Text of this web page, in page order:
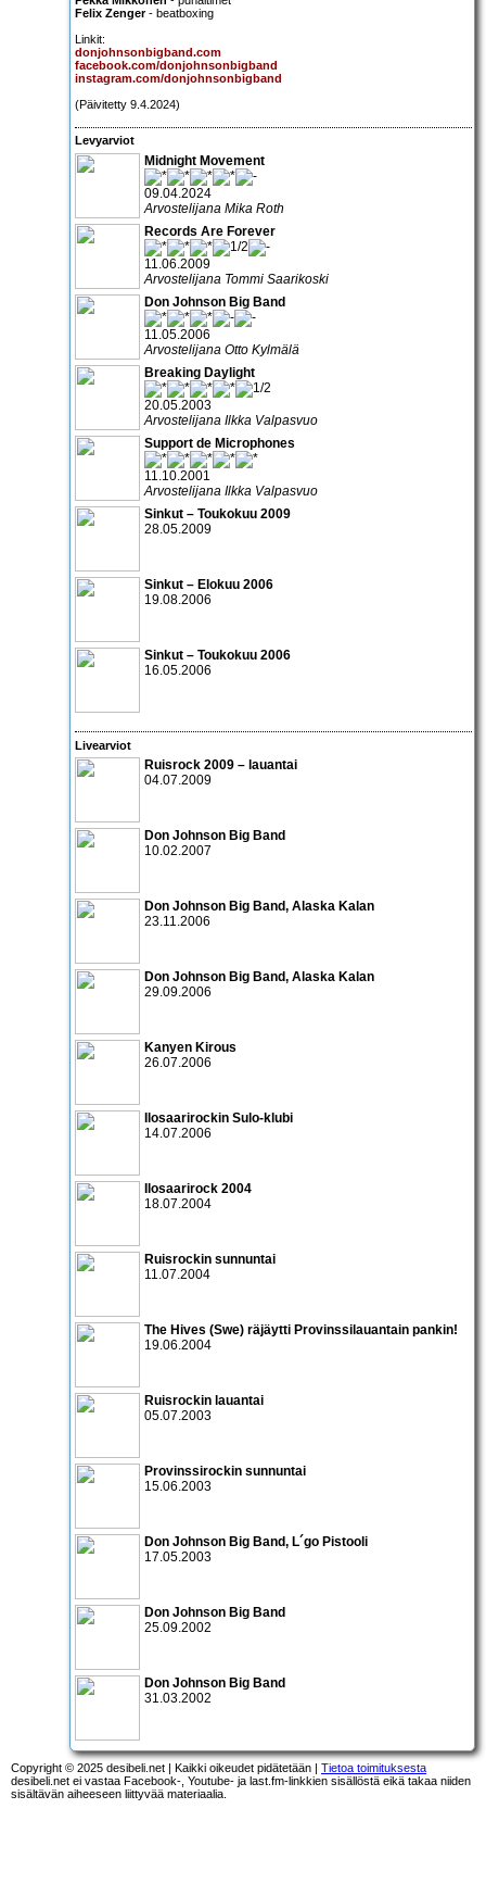
Felix Zenger- beatboxing
Linkit:
donjohnsonbigband.com
facebook.com/donjohnsonbigband
instagram.com/donjohnsonbigband
(Päivitetty 9.4.2024)
Levyarviot
Midnight Movement
09.04.2024
Arvostelijana Mika Roth
Records Are Forever
11.06.2009
Arvostelijana Tommi Saarikoski
Don Johnson Big Band
11.05.2006
Arvostelijana Otto Kylmälä
Breaking Daylight
20.05.2003
Arvostelijana Ilkka Valpasvuo
Support de Microphones
11.10.2001
Arvostelijana Ilkka Valpasvuo
Sinkut – Toukokuu 2009
28.05.2009
Sinkut – Elokuu 2006
19.08.2006
Sinkut – Toukokuu 2006
16.05.2006
Livearviot
Ruisrock 2009 – lauantai
04.07.2009
Don Johnson Big Band
10.02.2007
Don Johnson Big Band, Alaska Kalan
23.11.2006
Don Johnson Big Band, Alaska Kalan
29.09.2006
Kanyen Kirous
26.07.2006
Ilosaarirockin Sulo-klubi
14.07.2006
Ilosaarirock 2004
18.07.2004
Ruisrockin sunnuntai
11.07.2004
The Hives (Swe) räjäytti Provinssilauantain pankin!
19.06.2004
Ruisrockin lauantai
05.07.2003
Provinssirockin sunnuntai
15.06.2003
Don Johnson Big Band, L´go Pistooli
17.05.2003
Don Johnson Big Band
25.09.2002
Don Johnson Big Band
31.03.2002
Copyright © 2025 desibeli.net | Kaikki oikeudet pidätetään | Tietoa toimituksesta
desibeli.net ei vastaa Facebook-, Youtube- ja last.fm-linkkien sisällöstä eikä takaa niiden
sisältävän aiheeseen liittyvää materiaalia.